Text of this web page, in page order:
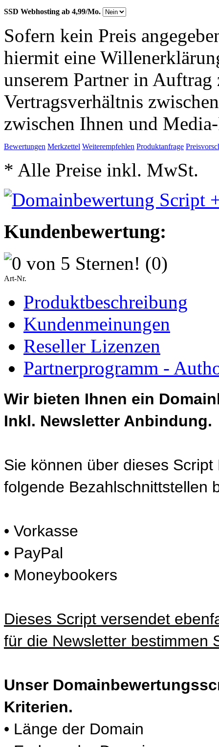
SSD Webhosting ab 4,99/Mo.
Sofern kein Preis
hiermit eine
unserem Partner in
Vertragsverhältnis
zwischen Ihnen und
Bewertungen Merkzettel Weiterempfehlen Produktanfrage
* Alle Preise inkl. MwSt.
Kundenbewertung:
(0)
Art-Nr.
Produktbeschreibung
Kundenmeinungen
Reseller Lizenzen
Partnerprogramm -
Wir bieten Ihnen ein
Inkl. Newsletter Anbindung.
Sie können über dieses
folgende Bezahlschnittstellen
• Vorkasse
• PayPal
• Moneybookers
Dieses Script versendet
für die Newsletter bestimmen
Unser
Kriterien.
• Länge der Domain